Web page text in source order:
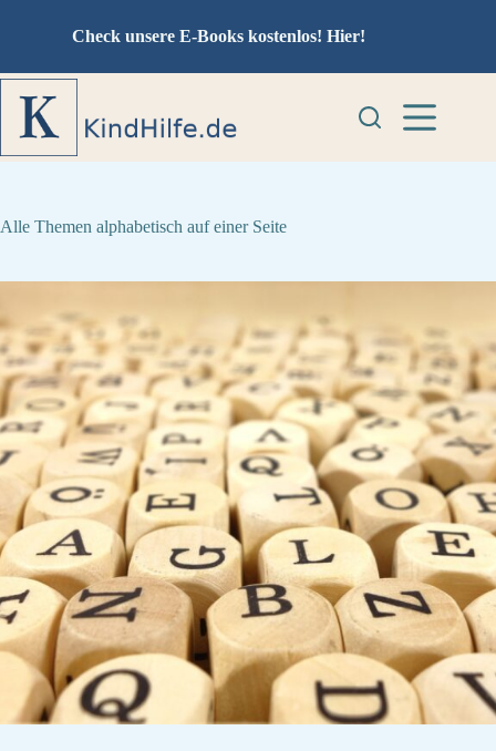
Check unsere E-Books kostenlos! Hier!
Alle Themen alphabetisch auf einer Seite